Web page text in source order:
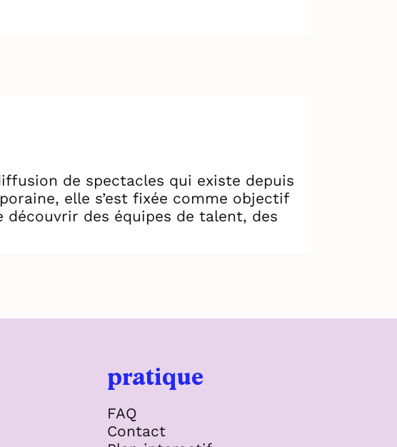
de spectacles qui existe depuis
elle s’est fixée comme objectif
des équipes de talent, des
pratique
FAQ
Contact